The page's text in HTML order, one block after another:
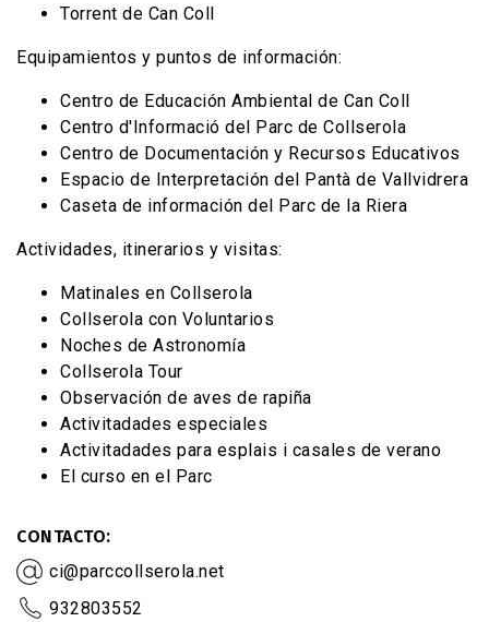
Torrent de Can Coll
Equipamientos y puntos de información:
Centro de Educación Ambiental de Can Coll
Centro d'Informació del Parc de Collserola
Centro de Documentación y Recursos Educativos
Espacio de Interpretación del Pantà de Vallvidrera
Caseta de información del Parc de la Riera
Actividades, itinerarios y visitas:
Matinales en Collserola
Collserola con Voluntarios
Noches de Astronomía
Collserola Tour
Observación de aves de rapiña
Activitadades especiales
Activitadades para esplais i casales de verano
El curso en el Parc
CONTACTO
ci@parccollserola.net
932803552